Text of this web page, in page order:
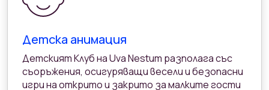
Детска анимация
Детският Клуб на Uva Nestum разполага със
съоръжения, осигуряващи весели и безопасни
игри на открито и закрито за малките гости